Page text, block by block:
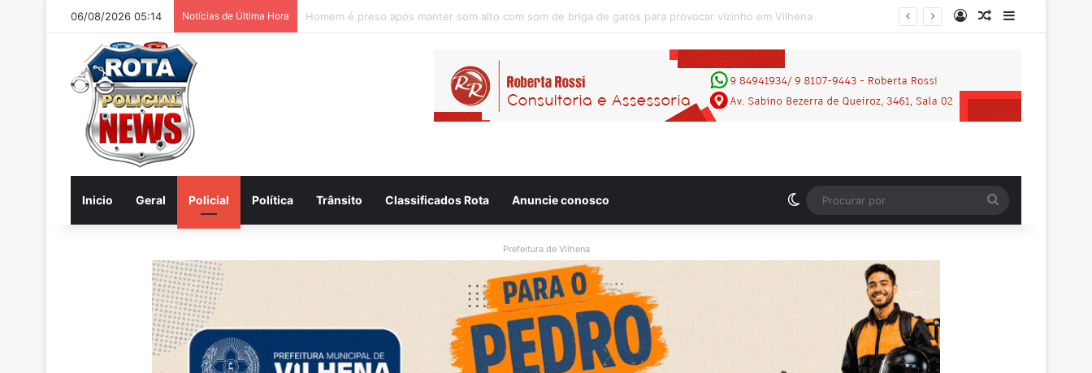
06/08/2026 05:14 Notícias de Última Hora EntrarArtigo aleatório
Inicio Geral Policial Política Trânsito Classificados Rota Anuncie conosco Switch skin
por
Prefeitura de Vilhena